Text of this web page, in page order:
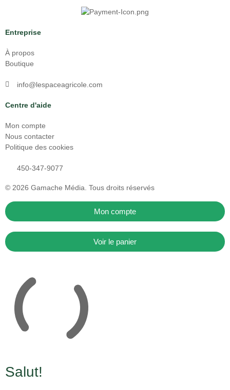
Entreprise
À propos
Boutique
info@lespaceagricole.com
Centre d'aide
Mon compte
Nous contacter
Politique des cookies
450-347-9077
© 2026 Gamache Média. Tous droits réservés
Mon compte
Voir le panier
Salut!